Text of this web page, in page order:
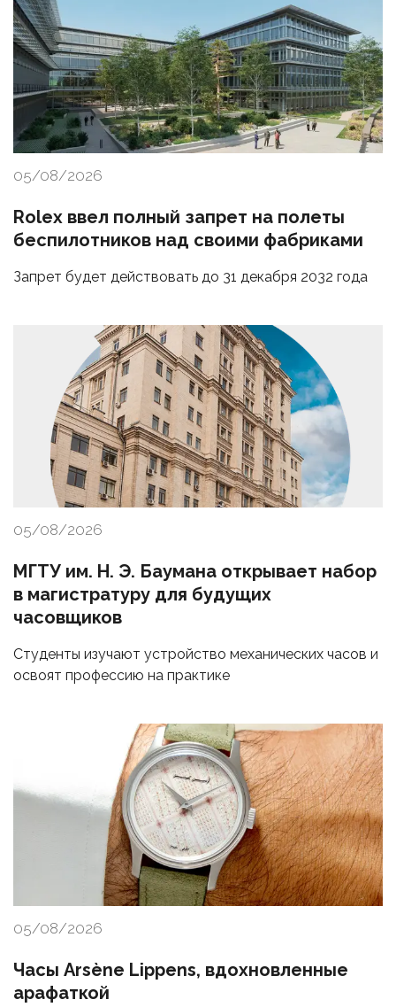
05/08/2026
Rolex ввел полный запрет на полеты
беспилотников над своими фабриками
Запрет будет действовать до 31 декабря 2032 года
05/08/2026
МГТУ им. Н. Э. Баумана открывает набор
в магистратуру для будущих
часовщиков
Студенты изучают устройство механических часов и
освоят профессию на практике
05/08/2026
Часы Arsène Lippens, вдохновленные
арафаткой